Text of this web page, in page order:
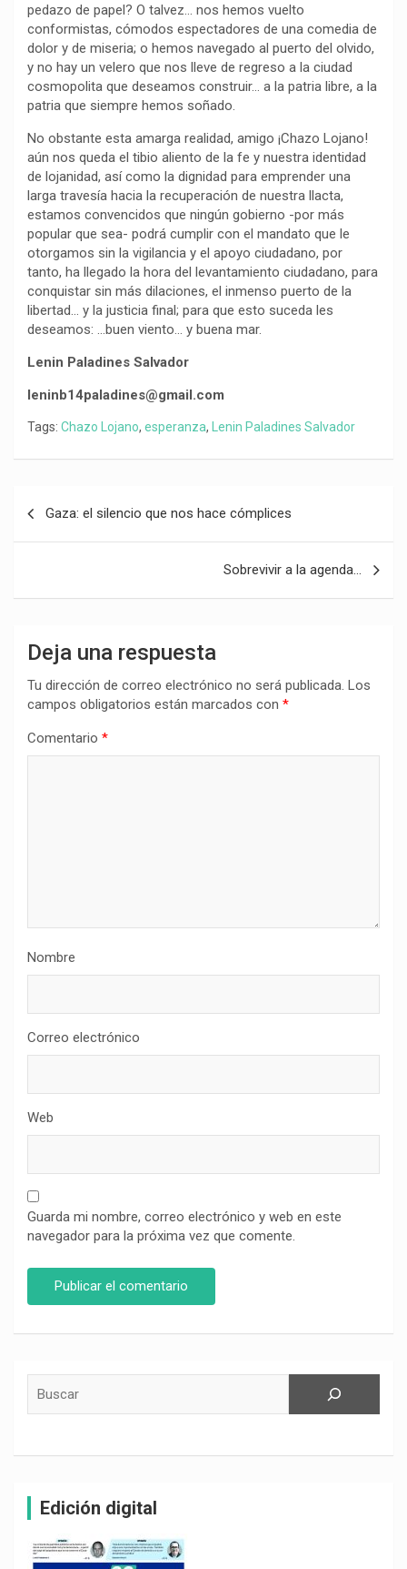
pedazo de papel? O talvez… nos hemos vuelto
conformistas, cómodos espectadores de una comedia de
dolor y de miseria; o hemos navegado al puerto del olvido,
y no hay un velero que nos lleve de regreso a la ciudad
cosmopolita que deseamos construir… a la patria libre, a la
patria que siempre hemos soñado.
No obstante esta amarga realidad, amigo ¡Chazo Lojano!
aún nos queda el tibio aliento de la fe y nuestra identidad
de lojanidad, así como la dignidad para emprender una
larga travesía hacia la recuperación de nuestra llacta,
estamos convencidos que ningún gobierno -por más
popular que sea- podrá cumplir con el mandato que le
otorgamos sin la vigilancia y el apoyo ciudadano, por
tanto, ha llegado la hora del levantamiento ciudadano, para
conquistar sin más dilaciones, el inmenso puerto de la
libertad… y la justicia final; para que esto suceda les
deseamos: …buen viento… y buena mar.
Lenin Paladines Salvador
leninb14paladines@gmail.com
Tags: Chazo Lojano, esperanza, Lenin Paladines Salvador
Gaza: el silencio que nos hace cómplices
Sobrevivir a la agenda…
Deja una respuesta
Tu dirección de correo electrónico no será publicada. Los
campos obligatorios están marcados con *
Comentario *
Nombre
Correo electrónico
Web
Guarda mi nombre, correo electrónico y web en este
navegador para la próxima vez que comente.
Edición digital